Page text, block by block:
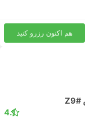
هم اکنون رزرو کنید
4.1